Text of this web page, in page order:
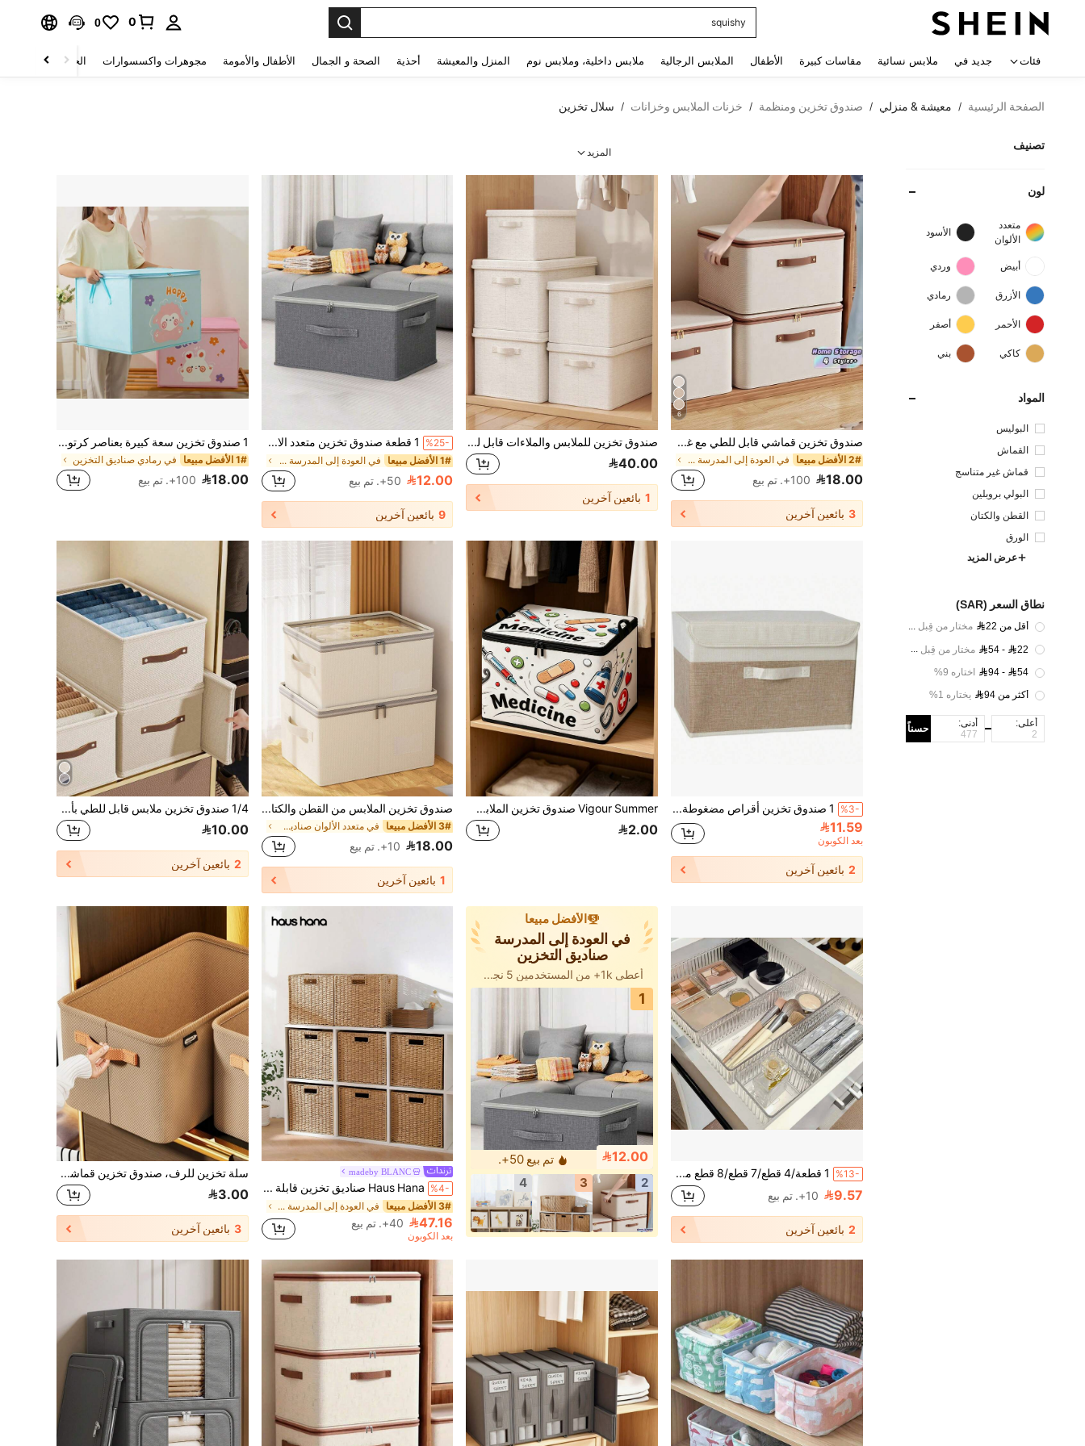
squishy
0
0
فئات جديد في ملابس نسائية مقاسات كبيرة الأطفال الملابس الرجالية ملابس داخلية، وملابس نوم المنزل والمعيشة أحذية الصحة و الجمال الأطفال والأمومة مجوهرات واكسسوارات الحقائب والأمتعة
الصفحة الرئيسية / معيشة & منزلي / صندوق تخزين ومنظمة / خزنات الملابس وخزانات / سلال تخزين
تصنيف
لون
متعدد
الألوان
الأسود
أبيض وردي
الأزرق رمادي
الأحمر أصفر
كاكي بني
المواد
البوليس
تر
القماش
قماش غير متناسج
البولي بروبلين
القطن والكتان
الورق
عرض المزيد
نطاق السعر (SAR)
أقل من 22 مختار من قِبل 30%
54 - 22 مختار من قِبل 60%
94 - 54 اختاره 9%
أكثر من 94 يختاره 1%
أعلى: أدنى: حسناً
المزيد
6
صندوق تخزين قماشي قابل للطي مع غطاء لتنظيم الملابس والألعاب والمنزل، منظم من القطن والكتان للغرفة
2# الأفضل مبيعا في العودة إلى المدرسة صناديق التخزين
18.00 100+. تم بيع
3 بائعين آخرين
صندوق تخزين للملابس والملاءات قابل للطي مع غطاء، منظم تخزين البنطلونات، تخزين الخزانة المنزلية والسكن الجامعي
40.00
1 بائعين آخرين
%25- 1 قطعة صندوق تخزين متعدد الاستخدامات قابل للطي وغسل مصنوع من خيوط متعادلة كهربائيًا، مع غطاء لتخزين الملابس والبياضات، مقاوم للغبار والماء، ديكورات المناسبات، ديكور الغرفة، ديكور الأثاث، ديكور غرفة النوم، منظم المنزل، بلوزة بيضاء، بنطلون أسود، ملابس شتوية للسيدات، فستان
1# الأفضل مبيعا في العودة إلى المدرسة صناديق التخزين
12.00 50+. تم بيع
9 بائعين آخرين
1 صندوق تخزين سعة كبيرة بعناصر كرتونية، متعدد الوظائف مع غطاء، قابل للطي مقاوم للغبار والماء، بتصميم أنماط حيوانات كرتونية جميلة لتخزين الملابس والملابس الداخلية والبطانيات والأشياء المتنوعة في المنزل، هدية مثالية للفتيات
1# الأفضل مبيعا في رمادي صناديق التخزين
18.00 100+. تم بيع
%3- 1 صندوق تخزين أقراص مضغوطة من الكتان القابل للغسل والقابل للطي، سلة تخزين قابلة للطي، سلة تنظيم الألعاب مع غطاء، سلة الغسيل (الصورة 10 هي المنتج الفعلي. بسبب دفعة الإنتاج والإضاءة والزاوية ومشاكل الشاشة، قد يكون هناك اختلاف طفيف في اللون بين المنتج الفعلي والصورة، وهو ما لا يؤثر على الاستخدام.)
11.59
بعد الكوبون
2 بائعين آخرين
Vigour Summer صندوق تخزين الملابس والأدوية مع حقيبة تخزين شفافة، صندوق تخزين TNT المرح الإبداعي، صندوق تخزين ملابس منزلي قابل للطي بسعة كبيرة مع بطانية، صندوق تخزين بسحاب، حقيبة قابلة للطي سريعة السحب، حقيبة منظم البطانيات، صندوق تخزين الحمام، هدية منزلية، تخزين غرفة الضيوف، صندوق منظم الخزانة، ضروري منزلي، ضروري ليوم الانتقال، تخزين السكن الجامعي، هدية العودة إلى المدرسة، هدية مثالية، ديكور غرفة النوم، العودة إلى المدرسة
2.00
صندوق تخزين الملابس من القطن والكتان مع غطاء، مقاوم للغبار، صندوق تخزين ملابس قابل للغسيل، خزانة ملابس للسكن الجامعي، سلة تخزين البنطلونات اليوم الوطني السعودي,اليوم الوطني,توزيعات اليوم الوطني السعودي شنطه,شنطه مدرسه,شنط مدرسيه للبنات منظمات,منظمات التسريحه,منظم اليوم الوطني السعودي,اليوم الوطني,هداياتخزين الملابس منظمي التخزين
3# الأفضل مبيعا في متعدد الألوان صناديق التخزين
18.00 10+. تم بيع
1 بائعين آخرين
1/4 صندوق تخزين ملابس قابل للطي بأسلوب الدرج من قماش أكسفورد بيج، مناسب لخزانة الملابس وتخزين الجينز والكنزات، صندوق تخزين بدون طبقات
10.00
2 بائعين آخرين
%13- 1 قطعة/4 قطع/7 قطع/8 قطع مجموعة منظم مستحضرات التجميل من الاكريليك ، صندوق تخزين متعدد الأحجام للمستحضرات التجميلية، العناية بالبشرة ، لوازم المكتب ، المجوهرات ، ملحقات المكتب ، تصميم محمول ، صينية الزينة ، منظم المكتب ، ديكور المنزل
9.57 10+. تم بيع
2 بائعين آخرين
الأفضل مبيعا
في العودة إلى المدرسة
صناديق التخزين
أعطى 1k+ من المستخدمين 5 نجوم
1
12.00
تم بيع 50+.
2
3
4
madeby BLANC
%4- Haus Hana صناديق تخزين قابلة للطي محاكة يدويًا باللون الخاكي - منظمات خزانة للملابس والألعاب، صناديق رفوف مكعبة، حاويات تخزين للغرفة المعيشة، أحواض خزانة النوم، أوعية مدخل المنزل | منظمات متعددة الأغراض لتنظيم فوضى المنزل
3# الأفضل مبيعا في العودة إلى المدرسة صناديق التخزين
47.16 40+. تم بيع
بعد الكوبون
سلة تخزين للرف، صندوق تخزين قماشي قابل للطي مع مقبض لموسم العودة إلى المدرسة، منظم ملابس وسلة غسيل، صندوق تخزين بإطار فولاذي سميك للأغراض المتنوعة والملابس والسراويل وورق التواليت، سلة تخزين متعددة الأغراض بأحجام صغيرة ومتوسطة وكبيرة ل- DVD والصور والملابس والحفاضات والجوارب وأقراص CD، باللون البيج الرمادي
3.00
3 بائعين آخرين